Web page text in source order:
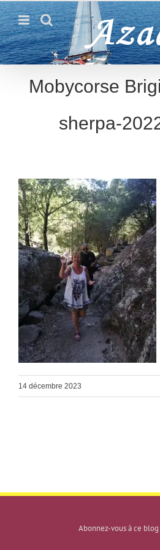
Passer
au
contenu
Mobycorse
sherpa-
14 décembre 2023
Abonnez-vous à ce